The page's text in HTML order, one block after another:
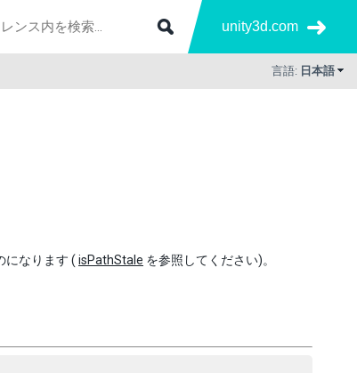
unity3d.com
言語: 日本語
になります ( isPathStale を参照してください)。